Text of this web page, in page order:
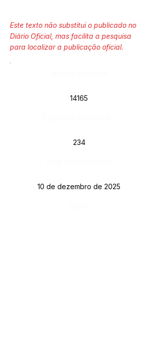
Este texto não substitui o publicado no
Diário Oficial, mas facilita a pesquisa
para localizar a publicação oficial.
14165
234
10 de dezembro de 2025